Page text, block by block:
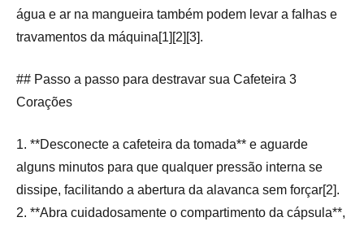
água e ar na mangueira também podem levar a falhas e
travamentos da máquina[1][2][3].
## Passo a passo para destravar sua Cafeteira 3
Corações
1. **Desconecte a cafeteira da tomada** e aguarde
alguns minutos para que qualquer pressão interna se
dissipe, facilitando a abertura da alavanca sem forçar[2].
2. **Abra cuidadosamente o compartimento da cápsula**,